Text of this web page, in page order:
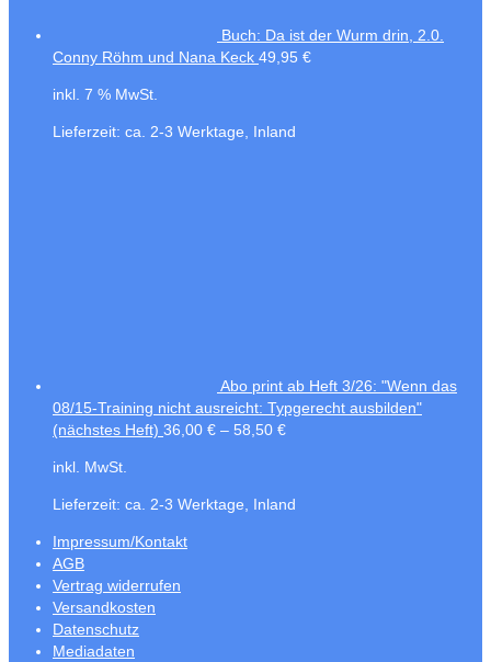
Buch: Da ist der Wurm drin, 2.0.
Conny Röhm und Nana Keck 49,95 €
inkl. 7 % MwSt.
Lieferzeit: ca. 2-3 Werktage, Inland
Abo print ab Heft 3/26: "Wenn das
08/15-Training nicht ausreicht: Typgerecht ausbilden"
(nächstes Heft) 36,00 € – 58,50 €
inkl. MwSt.
Lieferzeit: ca. 2-3 Werktage, Inland
Impressum/Kontakt
AGB
Vertrag widerrufen
Versandkosten
Datenschutz
Mediadaten